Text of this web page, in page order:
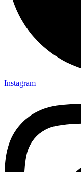
Instagram